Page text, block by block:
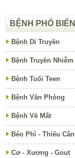
BỆNH PHỔ BIẾN
Bệnh Di Truyền
Bệnh Truyền Nhiễm
Bệnh Tuổi Teen
Bệnh Văn Phòng
Bệnh Về Mắt
Béo Phì - Thiếu Cân
Cơ - Xương - Gout